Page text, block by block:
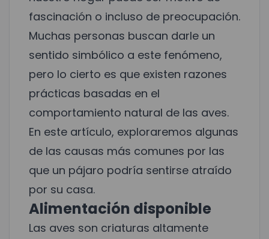
fascinación o incluso de preocupación.
Muchas personas buscan darle un
sentido simbólico a este fenómeno,
pero lo cierto es que existen razones
prácticas basadas en el
comportamiento natural de las aves.
En este artículo, exploraremos algunas
de las causas más comunes por las
que un pájaro podría sentirse atraído
por su casa.
Alimentación disponible
Las aves son criaturas altamente